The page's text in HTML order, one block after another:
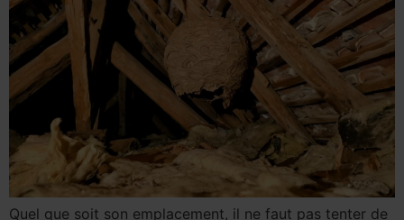
Quel que soit son emplacement, il ne faut pas tenter de